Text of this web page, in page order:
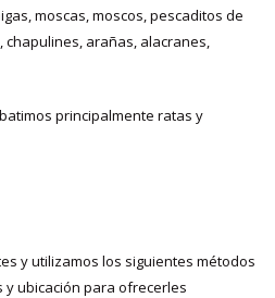
moscas, moscos, pescaditos de
chapulines, arañas, alacranes,
principalmente ratas y
y utilizamos los siguientes métodos
ubicación para ofrecerles